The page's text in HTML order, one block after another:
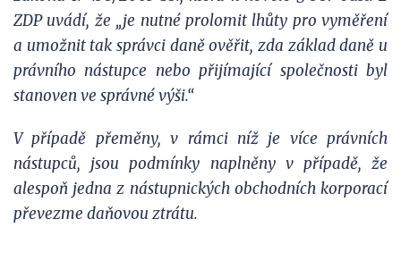
ZDP uvádí, že „je nutné prolomit lhůty pro vyměření
a umožnit tak správci daně ověřit, zda základ daně u
právního nástupce nebo přijímající společnosti byl
stanoven ve správné výši.“
V případě přeměny, v rámci níž je více právních
nástupců, jsou podmínky naplněny v případě, že
alespoň jedna z nástupnických obchodních korporací
převezme daňovou ztrátu.